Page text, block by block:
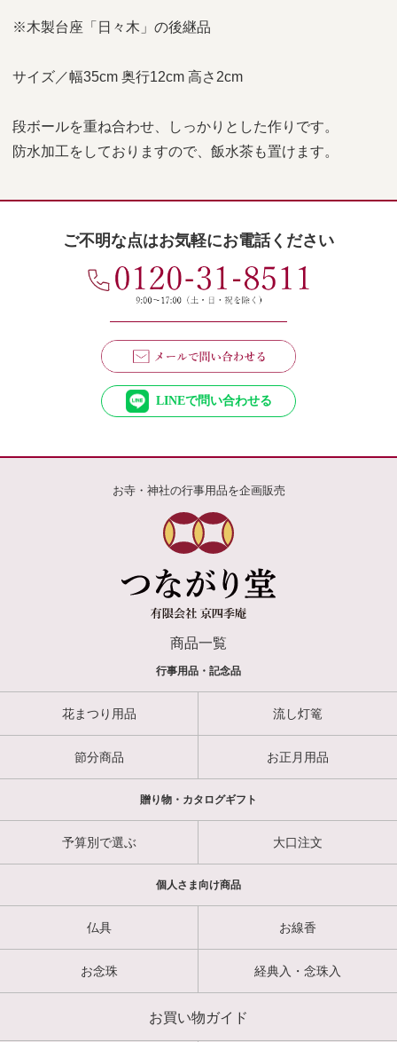
※木製台座「日々木」の後継品
サイズ／幅35cm 奥行12cm 高さ2cm
段ボールを重ね合わせ、しっかりとした作りです。
防水加工をしておりますので、飯水茶も置けます。
ご不明な点はお気軽にお電話ください
LINEで問い合わせる
お寺・神社の行事用品を企画販売
商品一覧
行事用品・記念品
花まつり用品 流し灯篭
節分商品 お正月用品
贈り物・カタログギフト
予算別で選ぶ 大口注文
個人さま向け商品
仏具 お線香
お念珠 経典入・念珠入
お買い物ガイド